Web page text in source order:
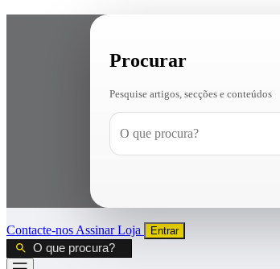
Procurar
Pesquise artigos, secções e conteúdos
Contacte-nos AssinarLoja Entrar